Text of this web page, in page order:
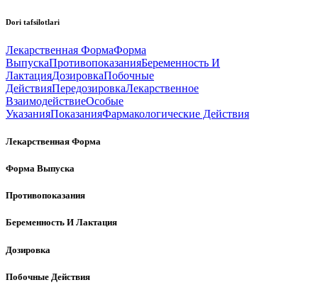
Dori tafsilotlari
Лекарственная ФормаФорма
ВыпускаПротивопоказанияБеременность И
ЛактацияДозировкаПобочные
ДействияПередозировкаЛекарственное
ВзаимодействиеОсобые
УказанияПоказанияФармакологические Действия
Лекарственная Форма
Форма Выпуска
Противопоказания
Беременность И Лактация
Дозировка
Побочные Действия